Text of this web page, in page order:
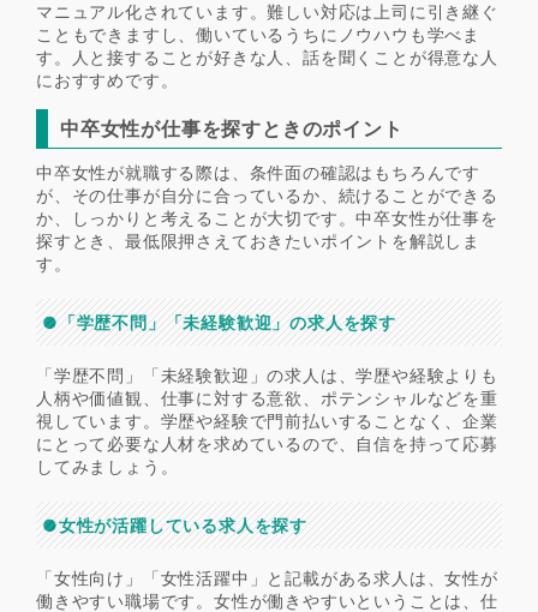
マニュアル化されています。難しい対応は上司に引き継ぐ
こともできますし、働いているうちにノウハウも学べま
す。人と接することが好きな人、話を聞くことが得意な人
におすすめです。
中卒女性が仕事を探すときのポイント
中卒女性が就職する際は、条件面の確認はもちろんです
が、その仕事が自分に合っているか、続けることができる
か、しっかりと考えることが大切です。中卒女性が仕事を
探すとき、最低限押さえておきたいポイントを解説しま
す。
●「学歴不問」「未経験歓迎」の求人を探す
「学歴不問」「未経験歓迎」の求人は、学歴や経験よりも
人柄や価値観、仕事に対する意欲、ポテンシャルなどを重
視しています。学歴や経験で門前払いすることなく、企業
にとって必要な人材を求めているので、自信を持って応募
してみましょう。
●女性が活躍している求人を探す
「女性向け」「女性活躍中」と記載がある求人は、女性が
働きやすい職場です。女性が働きやすいということは、仕